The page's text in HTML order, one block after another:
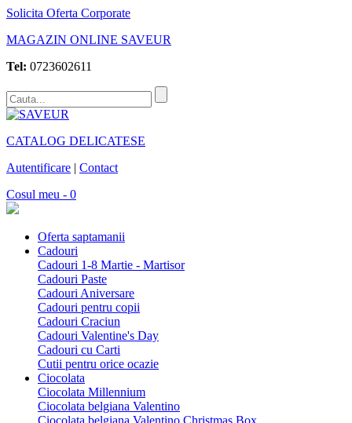
Solicita Oferta Corporate
MAGAZIN ONLINE SAVEUR
Tel: 0723602611
CATALOG DELICATESE
Autentificare | Contact
Cosul meu - 0
Oferta saptamanii
Cadouri
Cadouri 1-8 Martie - Martisor
Cadouri Paste
Cadouri Aniversare
Cadouri pentru copii
Cadouri Craciun
Cadouri Valentine's Day
Cadouri cu Carti
Cutii pentru orice ocazie
Ciocolata
Ciocolata Millennium
Ciocolata belgiana Valentino
Ciocolata belgiana Valentino Christmas Box